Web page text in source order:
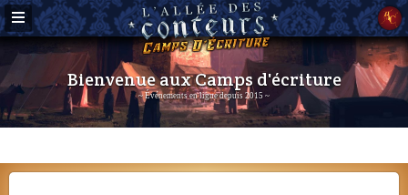
Bienvenue aux Camps d'écriture
~ Événements en ligne depuis 2015 ~